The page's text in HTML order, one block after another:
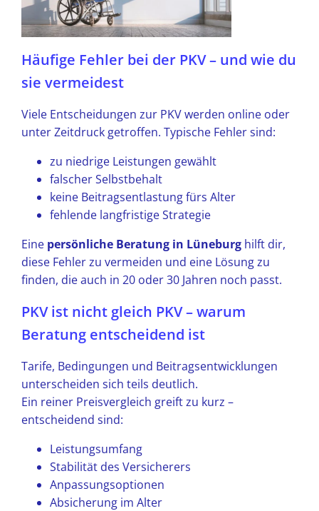
Häufige Fehler bei der PKV – und wie du
sie vermeidest
Viele Entscheidungen zur PKV werden online oder
unter Zeitdruck getroffen. Typische Fehler sind:
zu niedrige Leistungen gewählt
falscher Selbstbehalt
keine Beitragsentlastung fürs Alter
fehlende langfristige Strategie
Eine persönliche Beratung in Lüneburg hilft dir,
diese Fehler zu vermeiden und eine Lösung zu
finden, die auch in 20 oder 30 Jahren noch passt.
PKV ist nicht gleich PKV – warum
Beratung entscheidend ist
Tarife, Bedingungen und Beitragsentwicklungen
unterscheiden sich teils deutlich.
Ein reiner Preisvergleich greift zu kurz –
entscheidend sind:
Leistungsumfang
Stabilität des Versicherers
Anpassungsoptionen
Absicherung im Alter